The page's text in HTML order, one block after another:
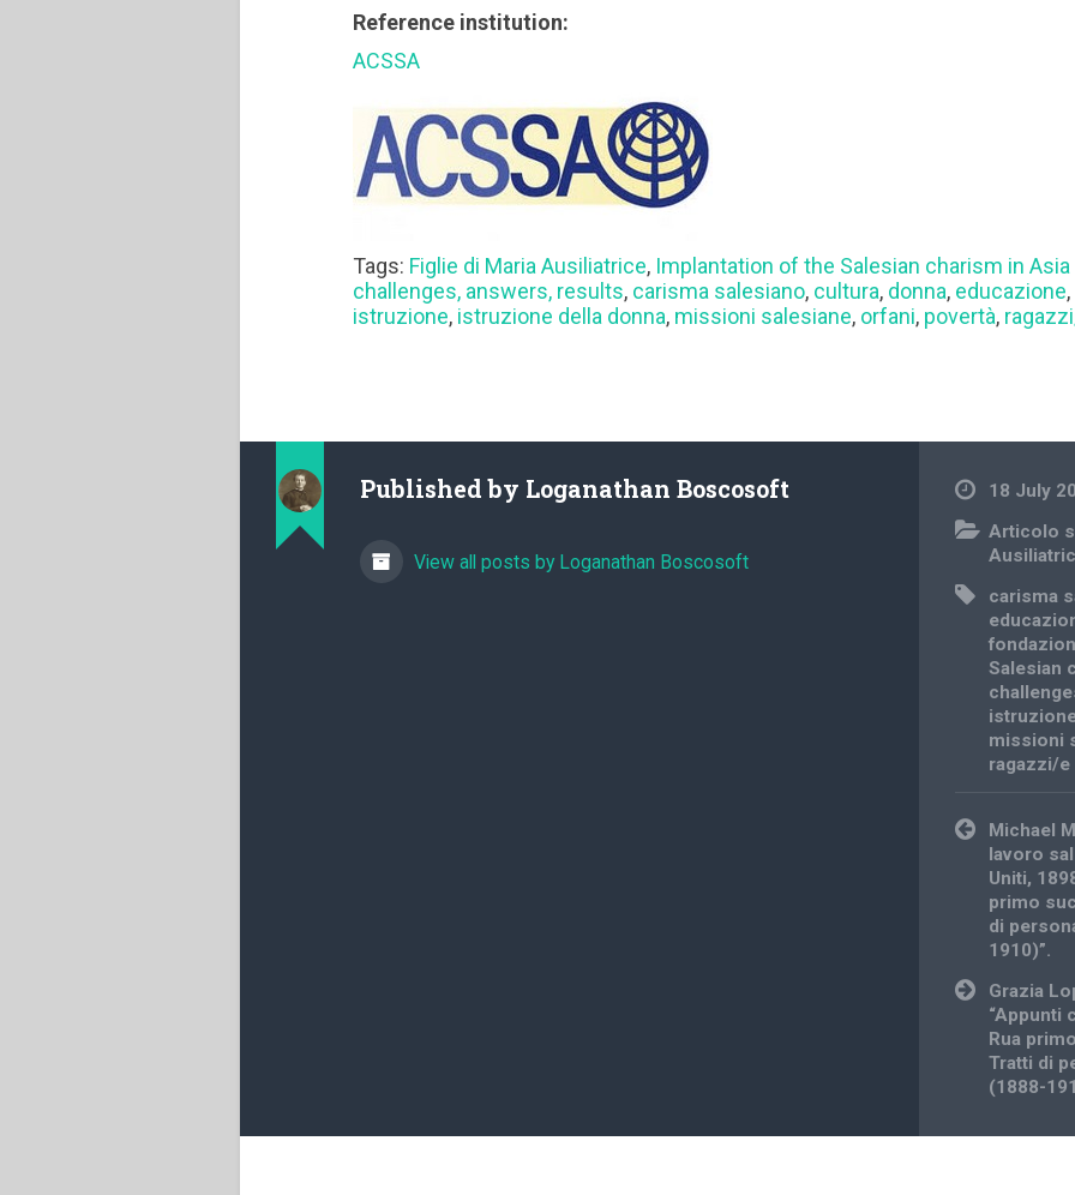
Reference institution:
ACSSA
Tags: Figlie di Maria Ausiliatrice, Implantation of the Salesian charism in Asia
challenges, answers, results, carisma salesiano, cultura, donna, educazione,
istruzione, istruzione della donna, missioni salesiane, orfani, povertà,
Published by Loganathan Boscosoft
View all posts by Loganathan Boscosoft
18 July
Articolo
carisma
Salesian
missioni
ragazzi/e
Post
navigation
Michael
lavoro
Uniti,
primo
di
1910)”.
Grazia
“Appunti
Rua
Tratti di
(1888-